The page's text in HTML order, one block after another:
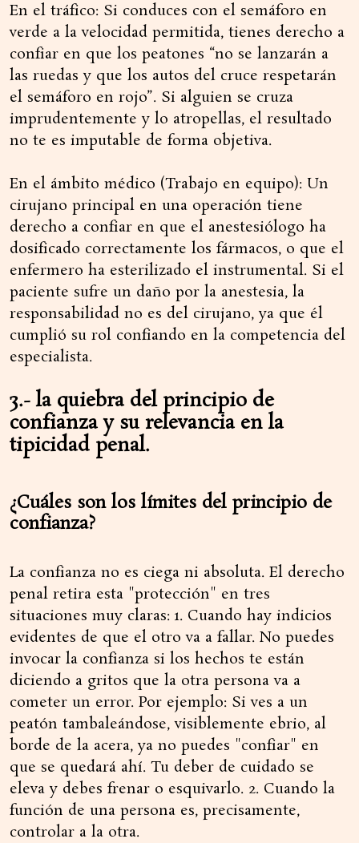
En el tráfico: Si conduces con el semáforo en
verde a la velocidad permitida, tienes derecho a
confiar en que los peatones “no se lanzarán a
las ruedas y que los autos del cruce respetarán
el semáforo en rojo”. Si alguien se cruza
imprudentemente y lo atropellas, el resultado
no te es imputable de forma objetiva.
En el ámbito médico (Trabajo en equipo): Un
cirujano principal en una operación tiene
derecho a confiar en que el anestesiólogo ha
dosificado correctamente los fármacos, o que el
enfermero ha esterilizado el instrumental. Si el
paciente sufre un daño por la anestesia, la
responsabilidad no es del cirujano, ya que él
cumplió su rol confiando en la competencia del
especialista.
3.- la quiebra del principio de
confianza y su relevancia en la
tipicidad penal.
¿Cuáles son los límites del principio de
confianza?
La confianza no es ciega ni absoluta. El derecho
penal retira esta "protección" en tres
situaciones muy claras: 1. Cuando hay indicios
evidentes de que el otro va a fallar. No puedes
invocar la confianza si los hechos te están
diciendo a gritos que la otra persona va a
cometer un error. Por ejemplo: Si ves a un
peatón tambaleándose, visiblemente ebrio, al
borde de la acera, ya no puedes "confiar" en
que se quedará ahí. Tu deber de cuidado se
eleva y debes frenar o esquivarlo. 2. Cuando la
función de una persona es, precisamente,
controlar a la otra.